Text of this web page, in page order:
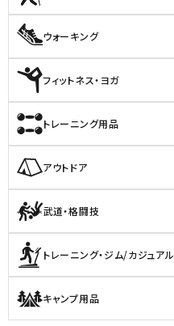
ウォーキング
フィットネス・ヨガ
トレーニング用品
アウトドア
武道・格闘技
トレーニング・ジム/カジュアル
キャンプ用品